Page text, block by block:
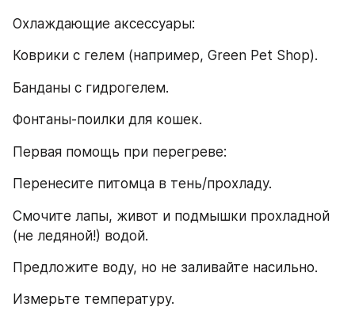
Охлаждающие аксессуары:
Коврики с гелем (например, Green Pet Shop).
Банданы с гидрогелем.
Фонтаны-поилки для кошек.
Первая помощь при перегреве:
Перенесите питомца в тень/прохладу.
Смочите лапы, живот и подмышки прохладной
(не ледяной!) водой.
Предложите воду, но не заливайте насильно.
Измерьте температуру.